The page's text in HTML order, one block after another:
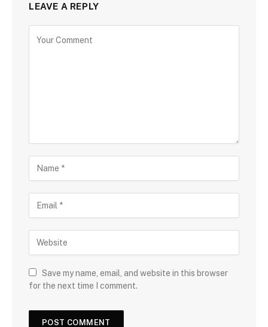
LEAVE A REPLY
Save my name, email, and website in this browser
for the next time I comment.